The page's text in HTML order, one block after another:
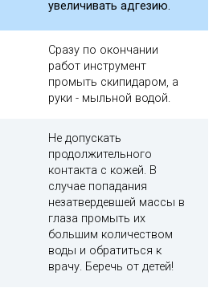
увеличивать адгезию.
Сразу по окончании
работ инструмент
промыть скипидаром, а
руки - мыльной водой.
Не допускать
продолжительного
контакта с кожей. В
случае попадания
незатвердевшей массы в
глаза промыть их
большим количеством
воды и обратиться к
врачу. Беречь от детей!